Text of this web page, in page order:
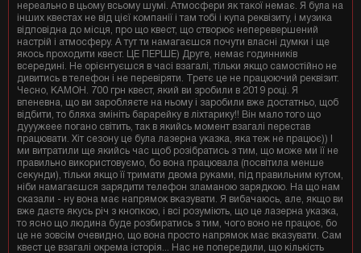
нереально в цьому всьому шумі. Атмосфери як такої немає. Я була на
інших квестах не від цієї компанії і там тобі і купа реквізиту, і музика
відповідна до місця, про що квест, що створює неперевершений
настрій і атмосферу. А тут ти намагаєшся почути власні думки і ще
якось проходити квест. ЦЕ ПЕРШЕ) Друге, немає годинників
всередині. Не орієнтуєшся в часі взагалі, тільки якщо самостійно не
дивитись в телефон і не перевіряти. Третє це не працюючий реквізит.
Чесно, КАМОН. 700 грн квест, який ви зробили в 2019 році. Я
впеневна, що ви заробляєте на ньому і заробили вже достатньо, щоб
відбити, то бляха змініть барарейку в ліхтарику!! Він мало того що
дууужеее погано світить, так в якийсь момент взагалі перестав
працювати. Хіт сезону це була лазерна указка, яка теж не працює)) І
ми витратили ще якийсь час щоб розібратись з тим, що може ми її не
правильно використовуємо, бо вона працювала (посвітила менше
секунди), тільки якщо її тримати двома руками, під правильним кутом,
ніби намагаєшся зарядити телефон зламаною зарядкою. На що нам
сказали - ну вона має напрямок вказувати. Я вибачаюсь, але, якщо ви
вже даєте якусь річ з кнопкою, і всі розуміють, що це лазерна указка,
то ясно що людина буде розбиратись з тим, чого воно не працює, бо
це не зовсім очевидно, що вона просто напрямок має вказувати. Сам
квест це взагалі окрема історія... Нас не попередили, що кількість